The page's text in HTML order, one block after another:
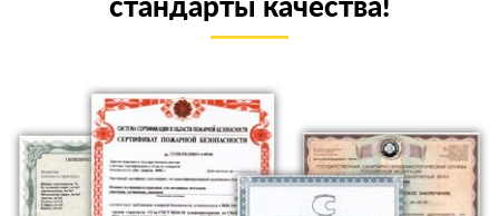
стандарты качества!